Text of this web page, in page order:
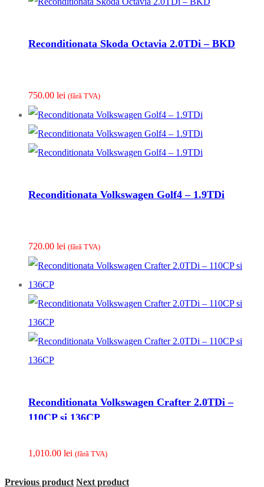
Reconditionata Skoda Octavia 2.0TDi – BKD
750.00 lei (fãrã TVA)
Reconditionata Volkswagen Golf4 – 1.9TDi
720.00 lei (fãrã TVA)
Reconditionata Volkswagen Crafter 2.0TDi –
110CP si 136CP
1,010.00 lei (fãrã TVA)
Previous product Next product